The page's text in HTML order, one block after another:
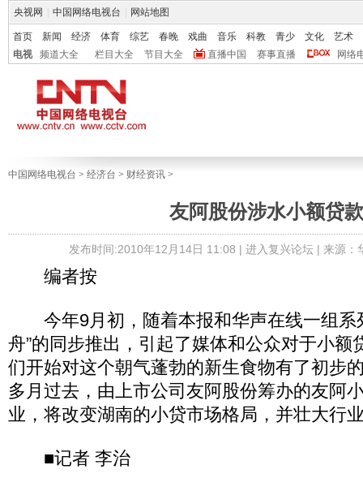
央视网 中国网络电视台 网站地图
首页 新闻 经济 体育 综艺 春晚 戏曲 音乐 科教 青少 文化
艺术
电视
频道大全 栏目大全 节目大全 直播中国 赛事直播 网络
中国网络电视台 > 经济台 > 财经资讯 >
友阿股份涉水小额贷款
发布时间:2010年12月14日 11:08 | 进入复兴论坛 | 来源：
编者按
今年9月初，随着本报和华声在线一组系
舟”的同步推出，引起了媒体和公众对于小额
们开始对这个朝气蓬勃的新生食物有了初步
多月过去，由上市公司友阿股份筹办的友阿
业，将改变湖南的小贷市场格局，并壮大行
■记者 李治